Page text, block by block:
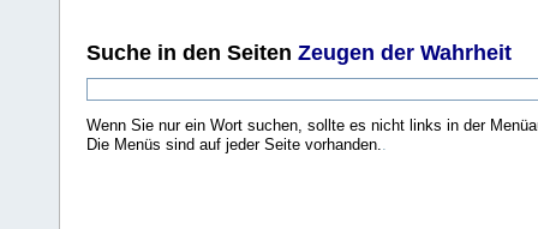
Suche in den Seiten Zeugen der Wahrheit
Wenn Sie nur ein Wort suchen, sollte es nicht links in der
Die Menüs sind auf jeder Seite vorhanden.